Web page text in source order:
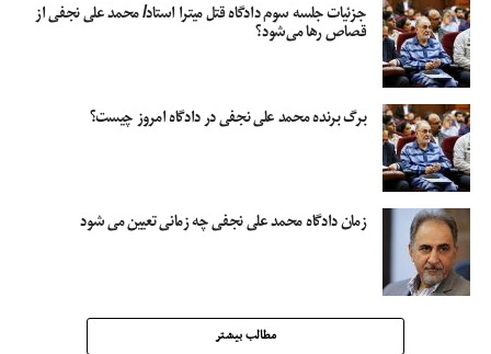
جزئیات جلسه سوم دادگاه قتل میترا استاد/ محمد علی نجفی از
قصاص رها می‌شود؟
برگ برنده محمد علی نجفی در دادگاه امروز چیست؟
زمان دادگاه محمد علی نجفی چه زمانی تعیین می شود
مطالب بیشتر